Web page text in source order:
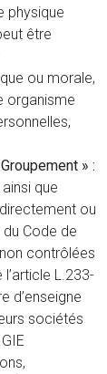
physique
être
ou morale,
organisme
» :
que
ou
Code de
contrôlées
L.233-
d’enseigne
sociétés